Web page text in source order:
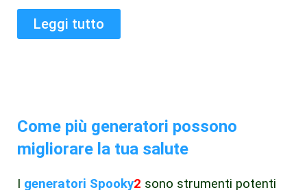
Leggi tutto
Come più generatori possono
migliorare la tua salute
I generatori Spooky2 sono strumenti potenti